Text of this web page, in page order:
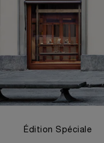
Édition Spéciale